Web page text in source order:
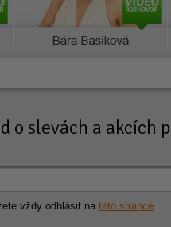
o slevách a akcích
vždy odhlásit na této stránce